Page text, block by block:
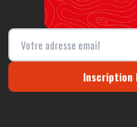
Inscription